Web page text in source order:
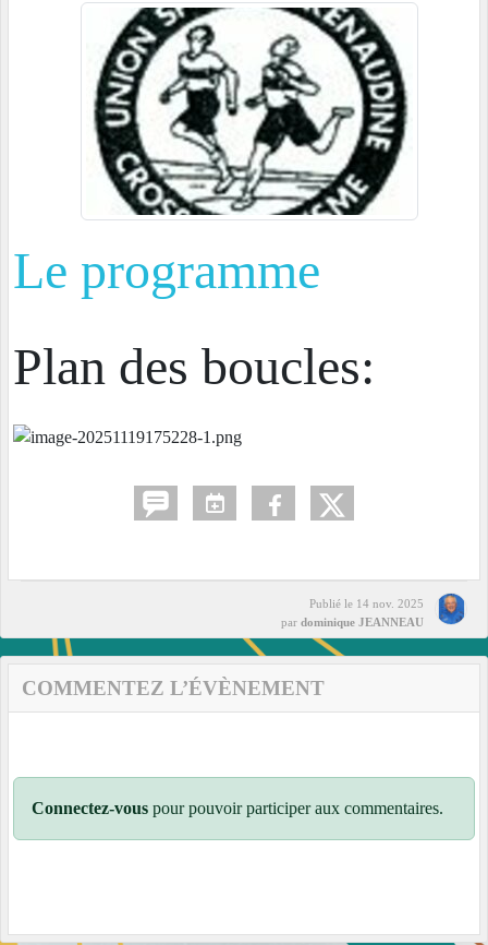
Le programme
Plan des boucles:
Publié le 14 nov. 2025
par dominique JEANNEAU
COMMENTEZ L’ÉVÈNEMENT
Connectez-vous pour pouvoir participer aux commentaires.